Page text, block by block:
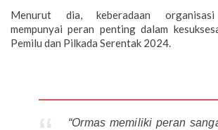
Menurut dia, keberadaan organisasi
mempunyai peran penting dalam
Pemilu dan Pilkada Serentak 2024.
“Ormas memiliki peran